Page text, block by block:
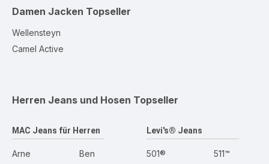
Damen Jacken Topseller
Wellensteyn
Camel Active
Herren Jeans und Hosen Topseller
MAC Jeans für Herren
Arne
Ben
Levi's® Jeans
501® 511™